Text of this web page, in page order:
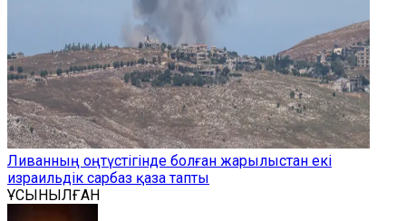
Ливанның оңтүстігінде болған жарылыстан екі
израильдік сарбаз қаза тапты
ҰСЫНЫЛҒАН